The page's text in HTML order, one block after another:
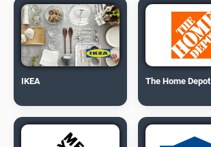
IKEA The Home Depot